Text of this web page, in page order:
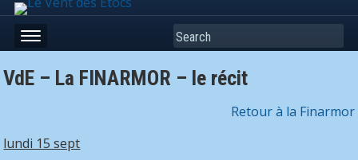
Search
VdE – La FINARMOR – le récit
Retour à la Finarmor
lundi 15 sept